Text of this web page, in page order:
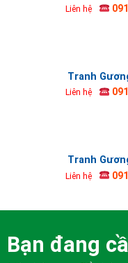
Liên hệ
Tranh
Liên hệ
Tranh
Liên hệ
Bạn đang